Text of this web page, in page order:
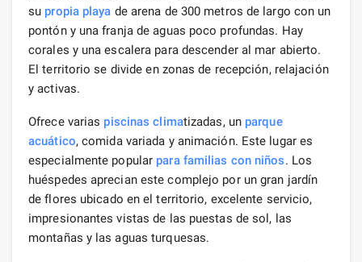
su propia playa de arena de 300 metros de largo con un
pontón y una franja de aguas poco profundas. Hay
corales y una escalera para descender al mar abierto.
El territorio se divide en zonas de recepción, relajación
y activas.
Ofrece varias piscinas climatizadas, un parque
acuático, comida variada y animación. Este lugar es
especialmente popular para familias con niños. Los
huéspedes aprecian este complejo por un gran jardín
de flores ubicado en el territorio, excelente servicio,
impresionantes vistas de las puestas de sol, las
montañas y las aguas turquesas.